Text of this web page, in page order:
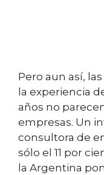
Pero aun así,
la experiencia
años no
empresas. Un
consultora de
sólo el 11 por
la Argentina